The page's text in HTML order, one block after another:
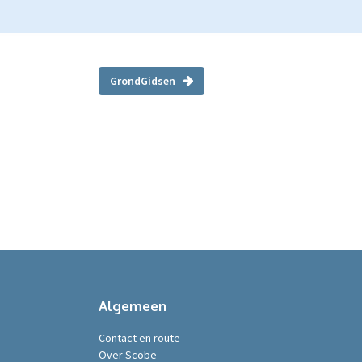
GrondGidsen
Algemeen
Contact en route
Over Scobe